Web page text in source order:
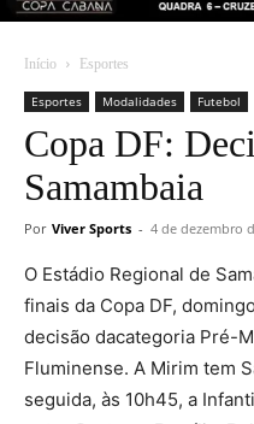
Início Esportes
Esportes Modalidades Futebol
Copa DF:
Samambaia
Por Viver Sports - 4 de dezembro
O Estádio Regional de
finais da Copa DF,
decisão dacategoria Pré-
Fluminense. A Mirim tem
seguida, às 10h45, a